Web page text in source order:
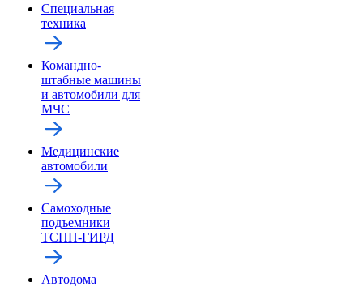
Специальная
техника
Командно-
штабные машины
и автомобили для
МЧС
Медицинские
автомобили
Самоходные
подъемники
ТСПП-ГИРД
Автодома